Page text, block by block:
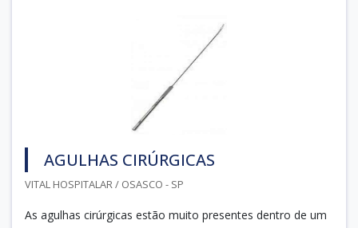
AGULHAS CIRÚRGICAS
VITAL HOSPITALAR / OSASCO - SP
As agulhas cirúrgicas estão muito presentes dentro de um